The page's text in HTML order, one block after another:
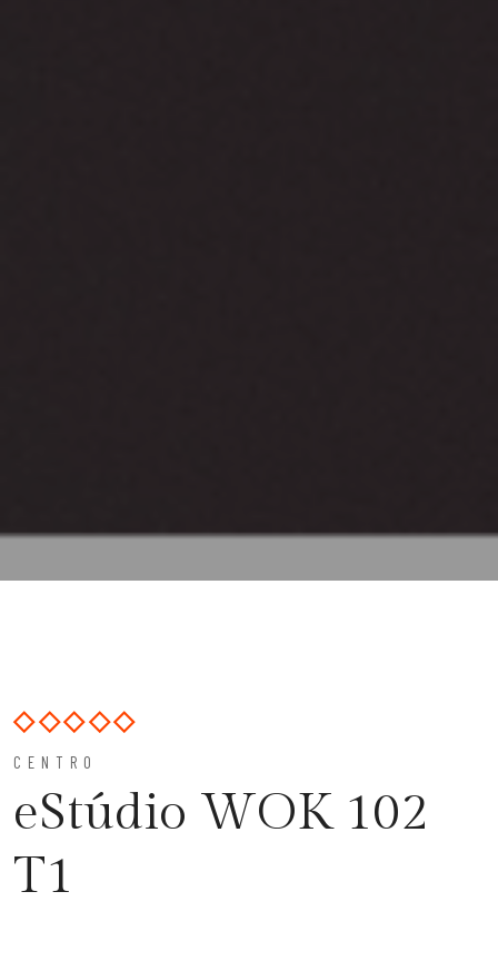
CENTRO
eStúdio WOK 102
T1